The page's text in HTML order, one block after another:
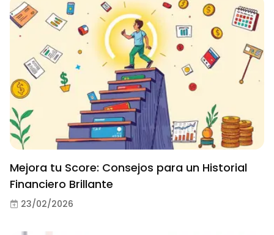
Mejora tu Score: Consejos para un Historial
Financiero Brillante
23/02/2026